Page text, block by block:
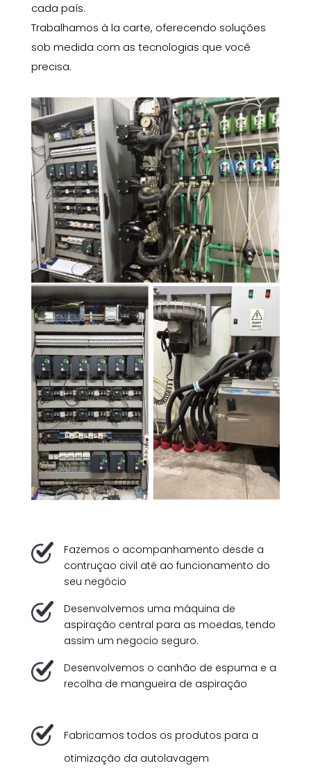
cada país.
Trabalhamos à la carte, oferecendo soluções
sob medida com as tecnologias que você
precisa.
Fazemos o acompanhamento desde a
contruçao civil até ao funcionamento do
seu negócio
Desenvolvemos uma máquina de
aspiração central para as moedas, tendo
assim um negocio seguro.
Desenvolvemos o canhão de espuma e a
recolha de mangueira de aspiração
Fabricamos todos os produtos para a
otimização da autolavagem